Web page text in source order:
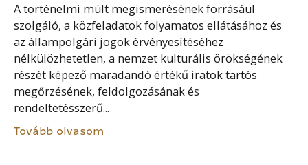
A történelmi múlt megismerésének forrásául
szolgáló, a közfeladatok folyamatos ellátásához és
az állampolgári jogok érvényesítéséhez
nélkülözhetetlen, a nemzet kulturális örökségének
részét képező maradandó értékű iratok tartós
megőrzésének, feldolgozásának és
rendeltetésszerű...
Tovább olvasom